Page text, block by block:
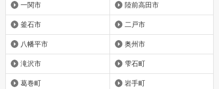
一関市 陸前高田市
釜石市 二戸市
八幡平市 奥州市
滝沢市 雫石町
葛巻町 岩手町